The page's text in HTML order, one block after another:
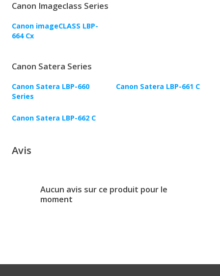
Canon Imageclass Series
Canon imageCLASS LBP-
664 Cx
Canon Satera Series
Canon Satera LBP-660
Series
Canon Satera LBP-661 C
Canon Satera LBP-662 C
Avis
Aucun avis sur ce produit pour le
moment